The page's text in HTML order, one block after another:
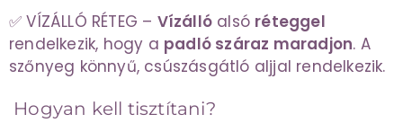
✅ VÍZÁLLÓ RÉTEG – Vízálló alsó réteggel
rendelkezik, hogy a padló száraz maradjon. A
szőnyeg könnyű, csúszásgátló aljjal rendelkezik.
Hogyan kell tisztítani?